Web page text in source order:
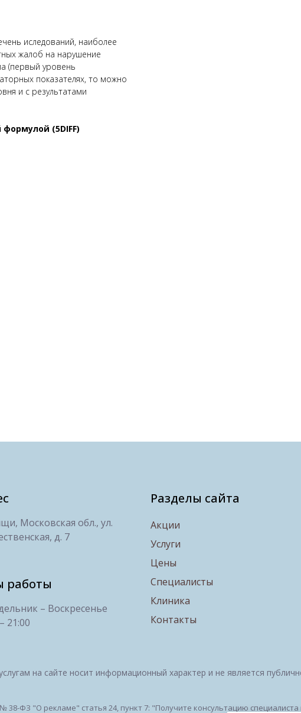
иследований, наиболее
жалоб на нарушение
(первый уровень
показателях, то можно
и с результатами
(5DIFF)
работы
– Воскресенье
21:00
Московская обл., ул.
д. 7
Разделы сайта
Акции
Услуги
Цены
Специалисты
Клиника
Контакты
на сайте носит информационный характер и не является
38-ФЗ "О рекламе" статья 24, пункт 7: "Получите консультацию